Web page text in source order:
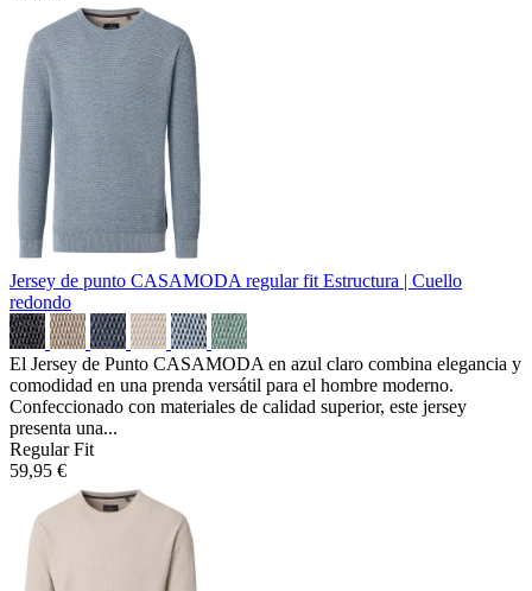
Jersey de punto CASAMODA regular fit Estructura | Cuello
redondo
El Jersey de Punto CASAMODA en azul claro combina elegancia y
comodidad en una prenda versátil para el hombre moderno.
Confeccionado con materiales de calidad superior, este jersey
presenta una...
Regular Fit
59,95 €